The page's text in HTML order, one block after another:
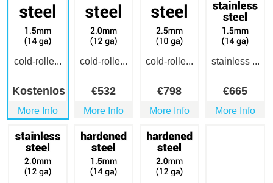
cold-rolle...
Kostenlos
More Info
cold-rolle...
€532
More Info
cold-rolle...
€798
More Info
stainless ...
€665
More Info